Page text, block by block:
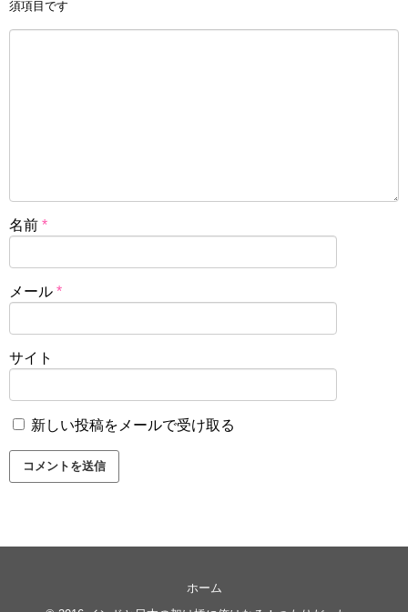
須項目です
名前 *
メール *
サイト
新しい投稿をメールで受け取る
ホーム